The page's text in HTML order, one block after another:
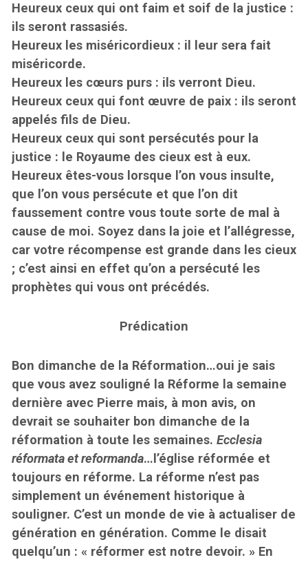
Heureux ceux qui ont faim et soif de la justice :
ils seront rassasiés.
Heureux les miséricordieux : il leur sera fait
miséricorde.
Heureux les cœurs purs : ils verront Dieu.
Heureux ceux qui font œuvre de paix : ils seront
appelés fils de Dieu.
Heureux ceux qui sont persécutés pour la
justice : le Royaume des cieux est à eux.
Heureux êtes-vous lorsque l’on vous insulte,
que l’on vous persécute et que l’on dit
faussement contre vous toute sorte de mal à
cause de moi. Soyez dans la joie et l’allégresse,
car votre récompense est grande dans les cieux
; c’est ainsi en effet qu’on a persécuté les
prophètes qui vous ont précédés.
Prédication
Bon dimanche de la Réformation…oui je sais
que vous avez souligné la Réforme la semaine
dernière avec Pierre mais, à mon avis, on
devrait se souhaiter bon dimanche de la
réformation à toute les semaines. Ecclesia
réformata et reformanda…l’église réformée et
toujours en réforme. La réforme n’est pas
simplement un événement historique à
souligner. C’est un monde de vie à actualiser de
génération en génération. Comme le disait
quelqu’un : « réformer est notre devoir. » En